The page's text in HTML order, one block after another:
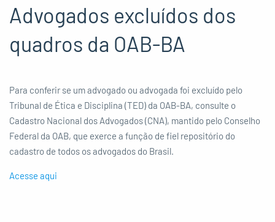
Advogados excluídos dos
quadros da OAB-BA
Para conferir se um advogado ou advogada foi excluído pelo
Tribunal de Ética e Disciplina (TED) da OAB-BA, consulte o
Cadastro Nacional dos Advogados (CNA), mantido pelo Conselho
Federal da OAB, que exerce a função de fiel repositório do
cadastro de todos os advogados do Brasil.
Acesse aqui